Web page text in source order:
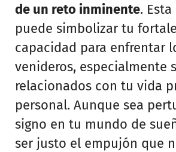
de un reto inminente.
puede simbolizar tu
capacidad para enfrentar
venideros, especialmente
relacionados con tu vida
personal. Aunque sea
signo en tu mundo de
ser justo el empujón que